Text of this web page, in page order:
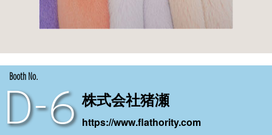
Booth No.
D-6 株式会社猪瀬
https://www.flathority.com